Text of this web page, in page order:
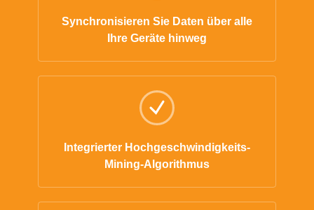
Synchronisieren Sie Daten über alle
Ihre Geräte hinweg
Integrierter Hochgeschwindigkeits-
Mining-Algorithmus